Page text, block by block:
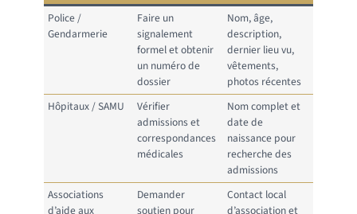
Police /
Gendarmerie
Faire un
signalement
formel et obtenir
un numéro de
dossier
Nom, âge,
description,
dernier lieu vu,
vêtements,
photos récentes
Hôpitaux / SAMU
Vérifier
admissions et
correspondances
médicales
Nom complet et
date de
naissance pour
recherche des
admissions
Associations
d’aide aux
Demander
soutien pour
Contact local
d’association et